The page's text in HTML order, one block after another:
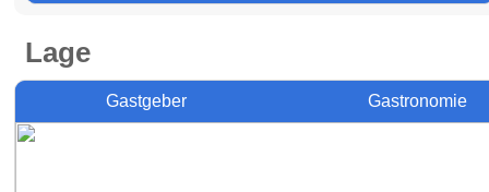
Lage
Gastgeber Gastronomie